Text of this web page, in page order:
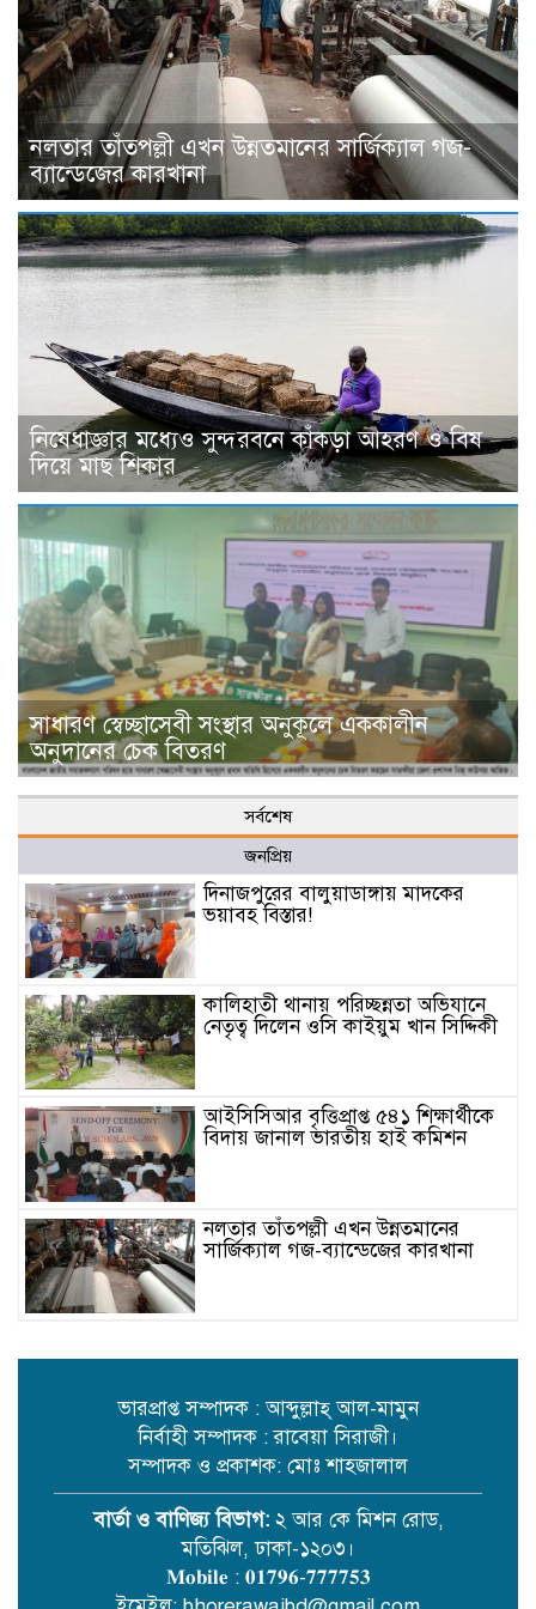
নলতার তাঁতপল্লী এখন উন্নতমানের সার্জিক্যাল গজ-
ব্যান্ডেজের কারখানা
নিষেধাজ্ঞার মধ্যেও সুন্দরবনে কাঁকড়া আহরণ ও বিষ
দিয়ে মাছ শিকার
সাধারণ স্বেচ্ছাসেবী সংস্থার অনুকূলে এককালীন
অনুদানের চেক বিতরণ
সর্বশেষ
জনপ্রিয়
দিনাজপুরের বালুয়াডাঙ্গায় মাদকের
ভয়াবহ বিস্তার!
কালিহাতী থানায় পরিচ্ছন্নতা অভিযানে
নেতৃত্ব দিলেন ওসি কাইয়ুম খান সিদ্দিকী
আইসিসিআর বৃত্তিপ্রাপ্ত ৫৪১ শিক্ষার্থীকে
বিদায় জানাল ভারতীয় হাই কমিশন
নলতার তাঁতপল্লী এখন উন্নতমানের
সার্জিক্যাল গজ-ব্যান্ডেজের কারখানা
আহরণ ও বিষ দিয়ে মাছ শিকার
সাধারণ স্বেচ্ছাসেবী সংস্থার অনুকূলে
এককালীন অনুদানের চেক বিতরণ
গোবিন্দগঞ্জে বিষধর সাপের কামড়ে
সাপুড়িয়ার মৃত্যু
ভারপ্রাপ্ত সম্পাদক : আব্দুল্লাহ্ আল-মামুন
নির্বাহী সম্পাদক : রাবেয়া সিরাজী।
সম্পাদক ও প্রকাশক: মোঃ শাহজালাল
বার্তা ও বাণিজ্য বিভাগ: ২ আর কে মিশন রোড,
মতিঝিল, ঢাকা-১২০৩।
𝐌𝐨𝐛𝐢𝐥𝐞 : 𝟎𝟏𝟕𝟗𝟔-𝟕𝟕𝟕𝟕𝟓𝟑